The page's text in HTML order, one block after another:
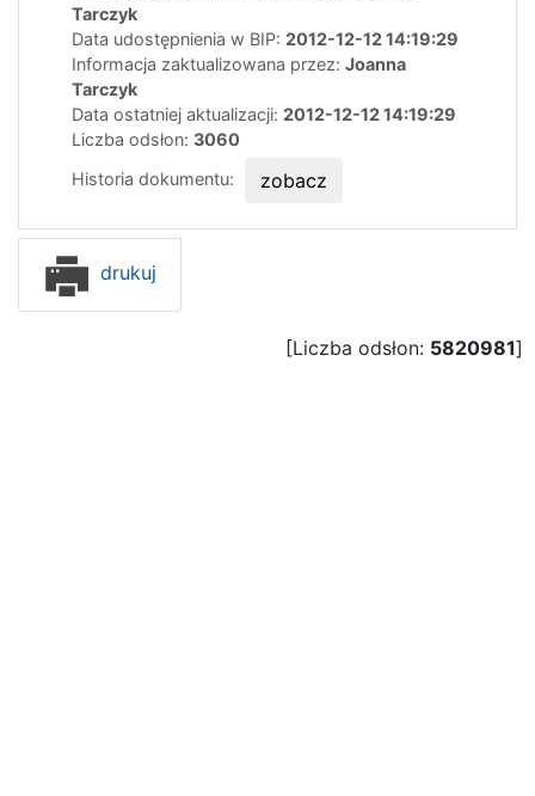
Tarczyk
Data udostępnienia w BIP: 2012-12-12 14:19:29
Informacja zaktualizowana przez: Joanna
Tarczyk
Data ostatniej aktualizacji: 2012-12-12 14:19:29
Liczba odsłon: 3060
Historia dokumentu:
zobacz
drukuj
[Liczba odsłon: 5820981]